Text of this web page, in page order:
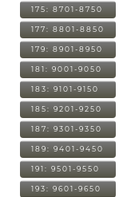
175: 8701-8750
177: 8801-8850
179: 8901-8950
181: 9001-9050
183: 9101-9150
185: 9201-9250
187: 9301-9350
189: 9401-9450
191: 9501-9550
193: 9601-9650